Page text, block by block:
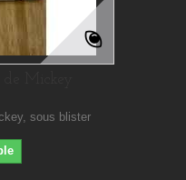
sous blister